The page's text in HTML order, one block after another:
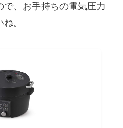
、お手持ちの電気圧力
。